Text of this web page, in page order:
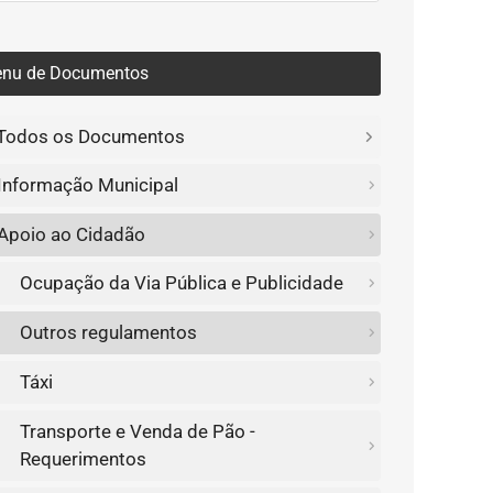
de Documentos
os Documentos
Municipal
ao Cidadão
Ocupação da Via Pública e Publicidade
Outros regulamentos
Táxi
Transporte e Venda de Pão -
Requerimentos